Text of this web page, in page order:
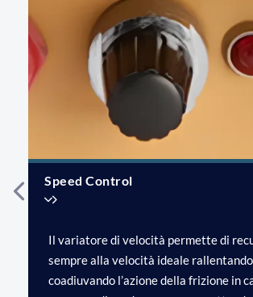
Speed Control
Il variatore di velocità permette di
sempre alla velocità ideale
coadiuvando l’azione della frizione in